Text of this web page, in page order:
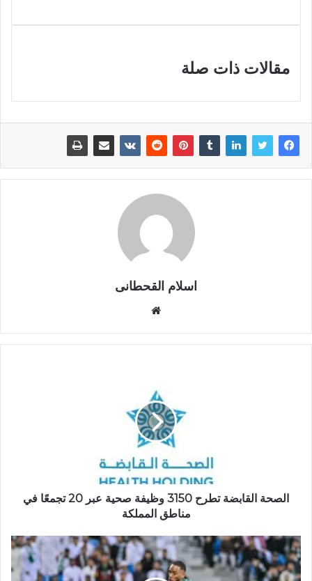
مقالات ذات صلة
اسلام القحطانى
ق
و
ي
ب
الصحة القابضة تطرح 3150 وظيفة صحية عبر 20 تجمعًا في
مناطق المملكة